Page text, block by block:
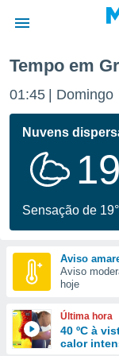
da
foi
fornecidas
a este
das
e
forma
digital
Tempo em
01:45 Domingo
Nuvens
Sensação de 19°
Aviso
Aviso
hoje
Última hora
40 ºC à
calor